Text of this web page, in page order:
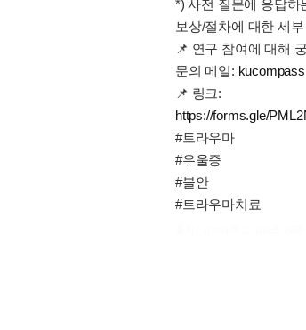
*) 사전 질문에 응답하
보상/절차에 대한 세
📌 연구 참여에 대해
문의 메일:
📌 링크:
https://forms.gle/
#트라우마
#우울증
#불안
#트라우마치료